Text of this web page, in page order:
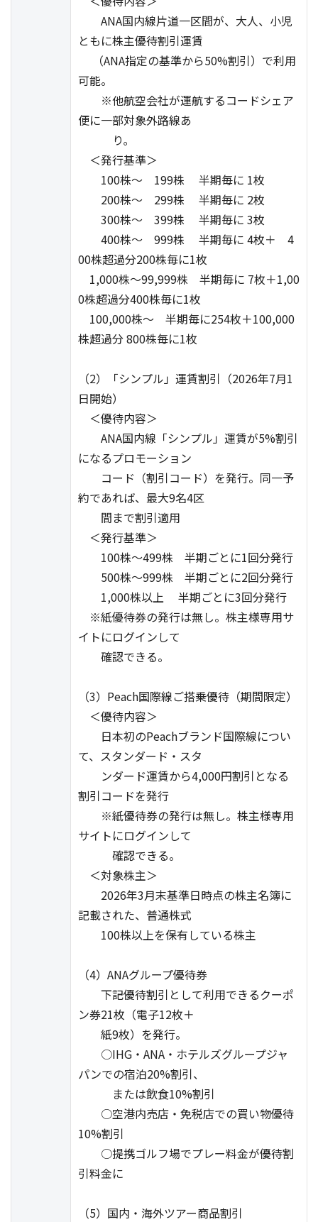
ANA国内線片道一区間が、大人、小児
ともに株主優待割引運賃
（ANA指定の基準から50%割引）で利用
可能。
※他航空会社が運航するコードシェア
便に一部対象外路線あ
り｡
＜発行基準＞
100株～ 199株 半期毎に 1枚
200株～ 299株 半期毎に 2枚
300株～ 399株 半期毎に 3枚
400株～ 999株 半期毎に 4枚＋ 4
00株超過分200株毎に1枚
1,000株～99,999株 半期毎に 7枚＋1,00
0株超過分400株毎に1枚
100,000株～ 半期毎に254枚＋100,000
株超過分 800株毎に1枚
（2）「シンプル」運賃割引（2026年7月1
日開始）
＜優待内容＞
ANA国内線「シンプル」運賃が5%割引
になるプロモーション
コード（割引コード）を発行。同一予
約であれば、最大9名4区
間まで割引適用
＜発行基準＞
100株～499株 半期ごとに1回分発行
500株～999株 半期ごとに2回分発行
1,000株以上 半期ごとに3回分発行
※紙優待券の発行は無し。株主様専用サ
イトにログインして
確認できる。
（3）Peach国際線ご搭乗優待（期間限定）
＜優待内容＞
日本初のPeachブランド国際線につい
て、スタンダード・スタ
ンダード運賃から4,000円割引となる
割引コードを発行
※紙優待券の発行は無し。株主様専用
サイトにログインして
確認できる。
＜対象株主＞
2026年3月末基準日時点の株主名簿に
記載された、普通株式
100株以上を保有している株主
（4）ANAグループ優待券
下記優待割引として利用できるクーポ
ン券21枚（電子12枚＋
紙9枚）を発行。
○IHG・ANA・ホテルズグループジャ
パンでの宿泊20%割引、
または飲食10%割引
○空港内売店・免税店での買い物優待
10%割引
○提携ゴルフ場でプレー料金が優待割
引料金に
（5）国内・海外ツアー商品割引